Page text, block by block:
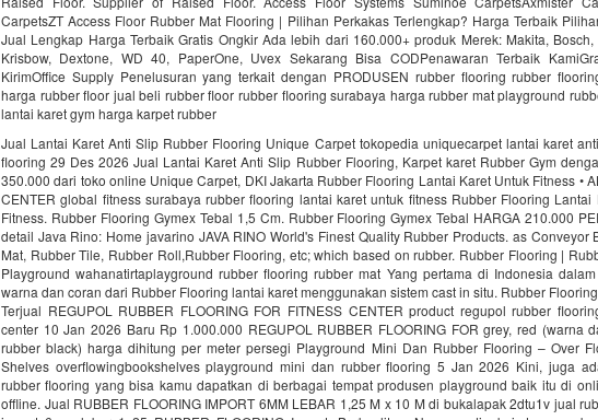
CarpetsZT Access Floor Rubber Mat Flooring | Pilihan Perkakas Terlengkap? Harga Terbaik
Jual Lengkap Harga Terbaik Gratis Ongkir Ada lebih dari 160.000+ produk Merek: Makita, Bosch,
Krisbow, Dextone, WD 40, PaperOne, Uvex Sekarang Bisa CODPenawaran Terbaik
KirimOffice Supply Penelusuran yang terkait dengan PRODUSEN rubber flooring rubber
harga rubber floor jual beli rubber floor rubber flooring surabaya harga rubber mat playground
lantai karet gym harga karpet rubber
Jual Lantai Karet Anti Slip Rubber Flooring Unique Carpet tokopedia uniquecarpet lantai karet
flooring 29 Des 2026 Jual Lantai Karet Anti Slip Rubber Flooring, Karpet karet Rubber Gym
350.000 dari toko online Unique Carpet, DKI Jakarta Rubber Flooring Lantai Karet Untuk Fitness •
CENTER global fitness surabaya rubber flooring lantai karet untuk fitness Rubber Flooring Lantai
Fitness. Rubber Flooring Gymex Tebal 1,5 Cm. Rubber Flooring Gymex Tebal HARGA 210.000
detail Java Rino: Home javarino JAVA RINO World's Finest Quality Rubber Products. as Conveyor
Mat, Rubber Tile, Rubber Roll,Rubber Flooring, etc; which based on rubber. Rubber Flooring |
Playground wahanatirtaplayground rubber flooring rubber mat Yang pertama di Indonesia
warna dan coran dari Rubber Flooring lantai karet menggunakan sistem cast in situ. Rubber
Terjual REGUPOL RUBBER FLOORING FOR FITNESS CENTER product regupol rubber
center 10 Jan 2026 Baru Rp 1.000.000 REGUPOL RUBBER FLOORING FOR grey, red (warna
rubber black) harga dihitung per meter persegi Playground Mini Dan Rubber Flooring – Over
Shelves overflowingbookshelves playground mini dan rubber flooring 5 Jan 2026 Kini, juga
rubber flooring yang bisa kamu dapatkan di berbagai tempat produsen playground baik itu di
offline. Jual RUBBER FLOORING IMPORT 6MM LEBAR 1,25 M x 10 M di bukalapak 2dtu1v jual